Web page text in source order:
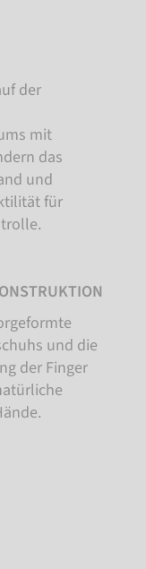
der
mit
das
und
für
und die
der Finger